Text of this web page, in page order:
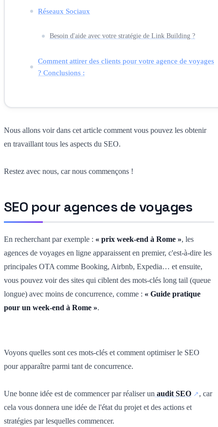
Réseaux Sociaux
Besoin d'aide avec votre stratégie de Link Building ?
Comment attirer des clients pour votre agence de voyages
? Conclusions :
Nous allons voir dans cet article comment vous pouvez les obtenir
en travaillant tous les aspects du SEO.
Restez avec nous, car nous commençons !
SEO pour agences de voyages
En recherchant par exemple : « prix week-end à Rome », les
agences de voyages en ligne apparaissent en premier, c'est-à-dire les
principales OTA comme Booking, Airbnb, Expedia… et ensuite,
vous pouvez voir des sites qui ciblent des mots-clés long tail (queue
longue) avec moins de concurrence, comme : « Guide pratique
pour un week-end à Rome ».
Voyons quelles sont ces mots-clés et comment optimiser le SEO
pour apparaître parmi tant de concurrence.
Une bonne idée est de commencer par réaliser un audit SEO
, car
cela vous donnera une idée de l'état du projet et des actions et
stratégies par lesquelles commencer.